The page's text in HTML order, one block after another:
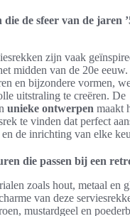
de sfeer van de jaren
zijn vaak
midden van de 20e
en bijzondere vormen,
uitstraling te creëren. De
unieke ontwerpen maakt
te vinden dat perfect
de inrichting van elke
die passen bij een
zoals hout, metaal en
van deze
mustardgeel en